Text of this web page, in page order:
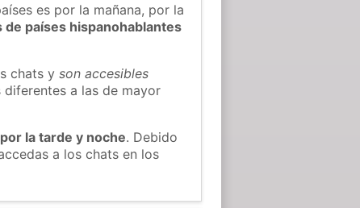
es por la mañana, por la
países hispanohablantes
chats yson accesibles
a las de mayor
la tarde y noche. Debido
a los chats en los